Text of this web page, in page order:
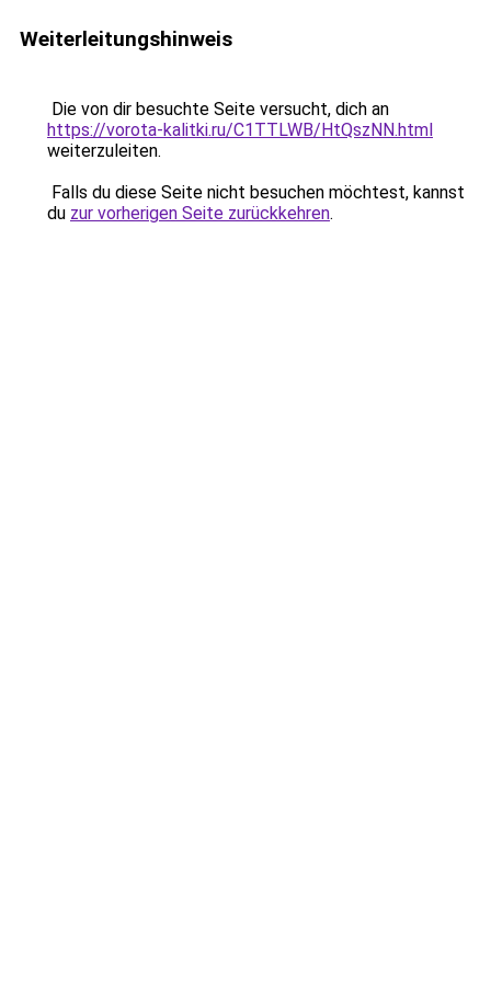
Weiterleitungshinweis
Die von dir besuchte Seite versucht, dich an
https://vorota-kalitki.ru/C1TTLWB/HtQszNN.html
weiterzuleiten.
Falls du diese Seite nicht besuchen möchtest, kannst
du zur vorherigen Seite zurückkehren.